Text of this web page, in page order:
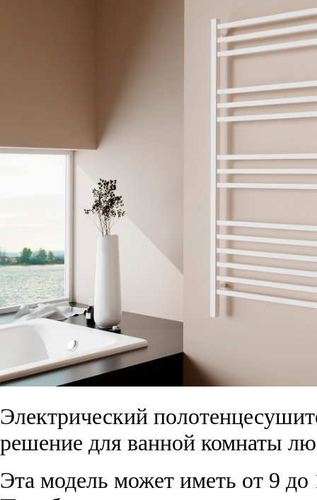
Электрический
решение для ванной комнаты
Эта модель может иметь от 9